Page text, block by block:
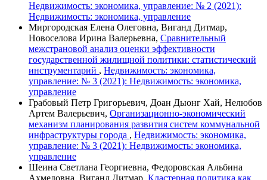
Недвижимость: экономика, управление: № 2 (2021):
Недвижимость: экономика, управление
Миргородская Елена Олеговна, Виганд Дитмар,
Новоселова Ирина Валерьевна, Сравнительный
межстрановой анализ оценки эффективности
государственной жилищной политики: статистический
инструментарий , Недвижимость: экономика,
управление: № 3 (2021): Недвижимость: экономика,
управление
Грабовый Петр Григорьевич, Доан Дыонг Хай, Нелюбов
Артем Валерьевич, Организационно-экономический
механизм планирования развития систем коммунальной
инфраструктуры города , Недвижимость: экономика,
управление: № 3 (2021): Недвижимость: экономика,
управление
Шеина Светлана Георгиевна, Федоровская Альбина
Ахмедовна, Виганд Дитмар, Кластерная политика как